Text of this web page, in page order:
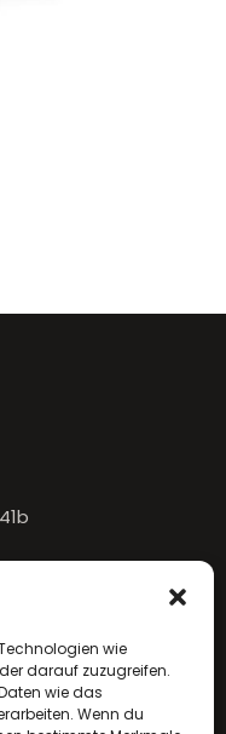
wie
darauf zuzugreifen.
wie das
Wenn du